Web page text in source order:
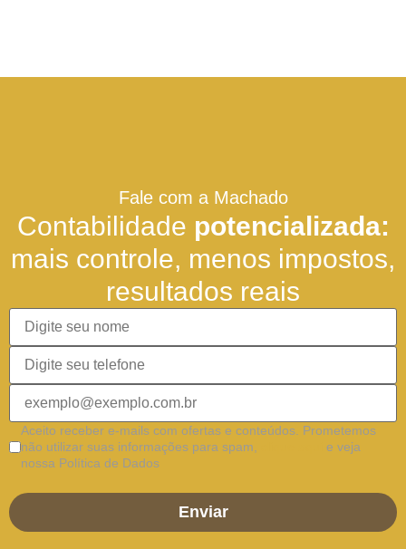
Fale com a Machado
Contabilidade potencializada:
mais controle, menos impostos,
resultados reais
Aceito receber e-mails com ofertas e conteúdos. Prometemos
não utilizar suas informações para spam,
e veja
nossa Política de Dados